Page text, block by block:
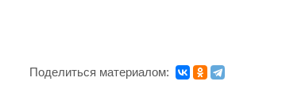
Поделиться материалом: